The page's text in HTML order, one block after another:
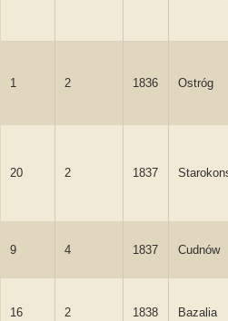
1 2 1836 Ostróg
20 2 1837
9 4 1837 Cudnów
16 2 1838 Bazalia